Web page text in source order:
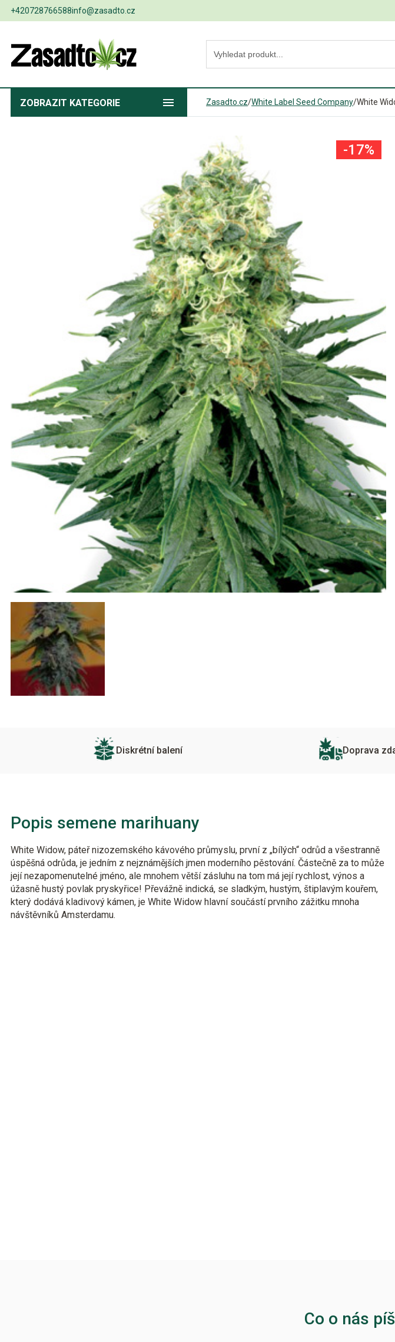
+420728766588info@zasadto.cz
ZOBRAZIT KATEGORIE Zasadto.cz/White Label Seed Company/White
-17%
Diskrétní balení Doprava
Popis semene marihuany
White Widow, páteř nizozemského kávového průmyslu, první z „bílých“ odrůd a všestranně
úspěšná odrůda, je jedním z nejznámějších jmen moderního pěstování. Částečně za to může
její nezapomenutelné jméno, ale mnohem větší zásluhu na tom má její rychlost, výnos a
úžasně hustý povlak pryskyřice! Převážně indická, se sladkým, hustým, štiplavým kouřem,
který dodává kladivový kámen, je White Widow hlavní součástí prvního zážitku mnoha
návštěvníků Amsterdamu.
Co o nás